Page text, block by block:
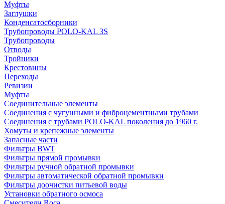
Муфты
Заглушки
Конденсатосборники
Трубопроводы POLO-KAL 3S
Трубопроводы
Отводы
Тройники
Крестовины
Переходы
Ревизии
Муфты
Соединительные элементы
Соединения с чугунными и фиброцементными трубами
Соединения с трубами POLO-KAL поколения до 1960 г.
Хомуты и крепежные элементы
Запасные части
Фильтры BWT
Фильтры прямой промывки
Фильтры ручной обратной промывки
Фильтры автоматической обратной промывки
Фильтры доочистки питьевой воды
Установки обратного осмоса